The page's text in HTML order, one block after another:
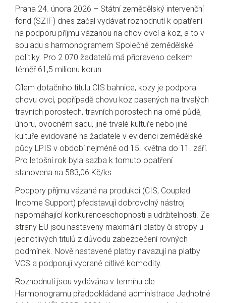
Praha 24. února 2026 – Státní zemědělský intervenční
fond (SZIF) dnes začal vydávat rozhodnutí k opatření
na podporu příjmu vázanou na chov ovcí a koz, a to v
souladu s harmonogramem Společné zemědělské
politiky. Pro 2 070 žadatelů má připraveno celkem
téměř 61,5 milionu korun.
Cílem dotačního titulu CIS bahnice, kozy je podpora
chovu ovcí, popřípadě chovu koz pasených na trvalých
travních porostech, travních porostech na orné půdě,
úhoru, ovocném sadu, jiné trvalé kultuře nebo jiné
kultuře evidované na žadatele v evidenci zemědělské
půdy LPIS v období nejméně od 15. května do 11. září.
Pro letošní rok byla sazba k tomuto opatření
stanovena na 583,06 Kč/ks.
Podpory příjmu vázané na produkci (CIS, Coupled
Income Support) představují dobrovolný nástroj
napomáhající konkurenceschopnosti a udržitelnosti. Ze
strany EU jsou nastaveny maximální platby či stropy u
jednotlivých titulů z důvodu zabezpečení rovných
podmínek. Nově nastavené platby navazují na platby
VCS a podporují vybrané citlivé komodity.
Rozhodnutí jsou vydávána v termínu dle
Harmonogramu předpokládané administrace Jednotné